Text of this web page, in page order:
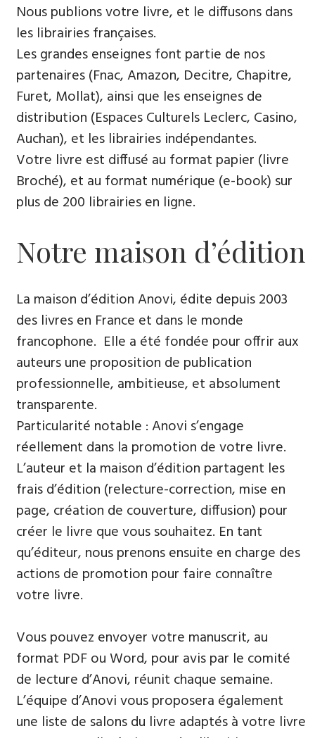
Nous publions votre livre, et le diffusons dans
les librairies françaises​.
Les grandes enseignes font partie de nos
partenaires (Fnac, Amazon, Decitre, Chapitre,
Furet, Mollat), ainsi que les enseignes de
distribution (Espaces Culturels Leclerc, Casino,
Auchan), et les librairies indépendantes.
Votre livre est diffusé au format papier (livre
Broché), et au format numérique (e-book) sur
plus de 200 librairies en ligne.
Notre maison d’édition
La maison d’édition Anovi, édite depuis 2003
des livres en France et dans le monde
francophone. Elle a été fondée pour offrir aux
auteurs une proposition de publication
professionnelle, ambitieuse, et absolument
transparente.
Particularité notable : Anovi s’engage
réellement dans la promotion de votre livre.
L’auteur et la maison d’édition partagent les
frais d’édition (relecture-correction, mise en
page, création de couverture, diffusion) pour
créer le livre que vous souhaitez. En tant
qu’éditeur, nous prenons ensuite en charge des
actions de promotion pour faire connaître
votre livre.
Vous pouvez envoyer votre manuscrit, au
format PDF ou Word, pour avis par le comité
de lecture d’Anovi, réunit chaque semaine.
L’équipe d’Anovi vous proposera également
une liste de salons du livre adaptés à votre livre